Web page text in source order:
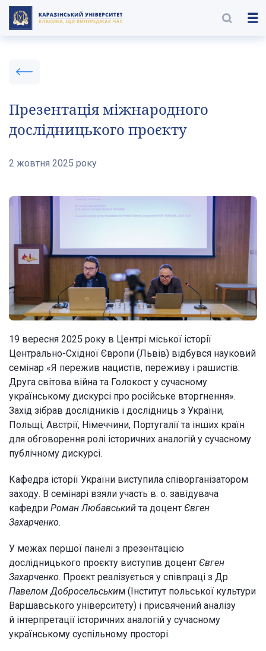
Презентація міжнародного
дослідницького проєкту
2 жовтня 2025 року
19 вересня 2025 року в Центрі міської історії
Центрально-Східної Європи (Львів) відбувся науковий
семінар «Я пережив нацистів, переживу і рашистів:
Друга світова війна та Голокост у сучасному
українському дискурсі про російське вторгнення».
Захід зібрав дослідників і дослідниць з України,
Польщі, Австрії, Німеччини, Португалії та інших країн
для обговорення ролі історичних аналогій у сучасному
публічному дискурсі.
Кафедра історії України виступила співорганізатором
заходу. В семінарі взяли участь в. о. завідувача
кафедри Роман Любавський та доцент Євген
Захарченко.
У межах першої панелі з презентацією
дослідницького проєкту виступив доцент Євген
Захарченко. Проєкт реалізується у співпраці з Др.
Павелом Добросельським (Інститут польської культури
Варшавського університету) і присвячений аналізу
й інтерпретації історичних аналогій у сучасному
українському суспільному просторі.